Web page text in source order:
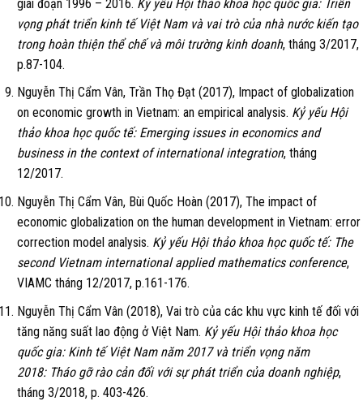
giai đoạn 1996 – 2016. Kỷ yếu Hội thảo khoa học quốc gia: Triển
vọng phát triển kinh tế Việt Nam và vai trò của nhà nước kiến tạo
trong hoàn thiện thể chế và môi trường kinh doanh, tháng 3/2017,
p.87-104.
Nguyễn Thị Cẩm Vân, Trần Thọ Đạt (2017), Impact of globalization
on economic growth in Vietnam: an empirical analysis. Kỷ yếu Hội
thảo khoa học quốc tế: Emerging issues in economics and
business in the context of international integration, tháng
12/2017.
Nguyễn Thị Cẩm Vân, Bùi Quốc Hoàn (2017), The impact of
economic globalization on the human development in Vietnam: error
correction model analysis. Kỷ yếu Hội thảo khoa học quốc tế: The
second Vietnam international applied mathematics conference,
VIAMC tháng 12/2017, p.161-176.
Nguyễn Thị Cẩm Vân (2018), Vai trò của các khu vực kinh tế đối với
tăng năng suất lao động ở Việt Nam. Kỷ yếu Hội thảo khoa học
quốc gia: Kinh tế Việt Nam năm 2017 và triển vọng năm
2018: Tháo gỡ rào cản đối với sự phát triển của doanh nghiệp,
tháng 3/2018, p. 403-426.